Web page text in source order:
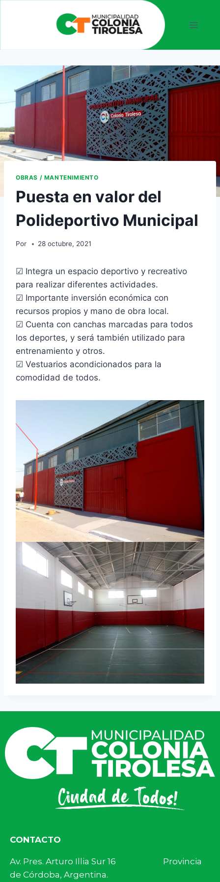
OBRAS / MANTENIMIENTO
Puesta en valor del
Polideportivo Municipal
Por 28 octubre, 2021
☑ Integra un espacio deportivo y recreativo
para realizar diferentes actividades.
☑ Importante inversión económica con
recursos propios y mano de obra local.
☑ Cuenta con canchas marcadas para todos
los deportes, y será también utilizado para
entrenamiento y otros.
☑ Vestuarios acondicionados para la
comodidad de todos.
CONTACTO
Av. Pres. Arturo Illia Sur 16 Provincia
de Córdoba, Argentina.